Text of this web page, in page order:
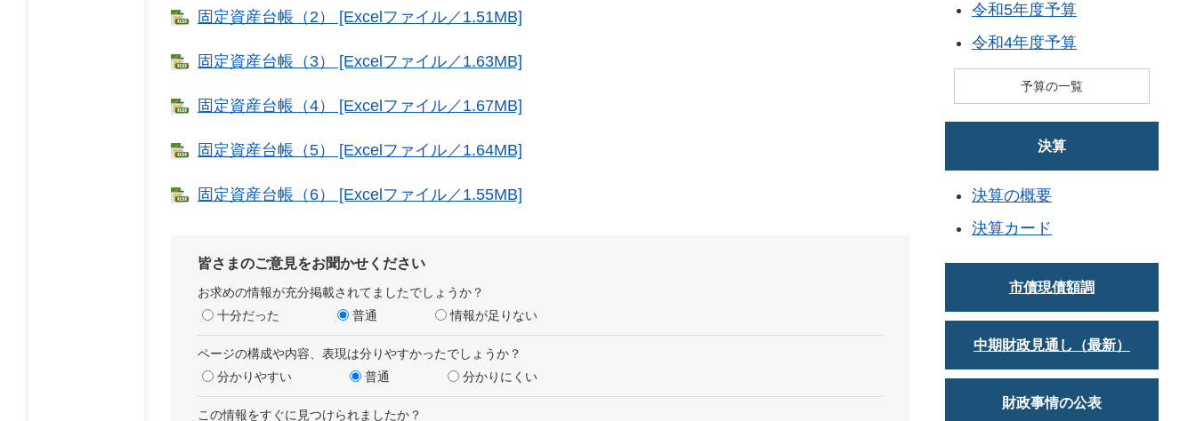
固定資産台帳（2） [Excelファイル／1.51MB]
固定資産台帳（3） [Excelファイル／1.63MB]
固定資産台帳（4） [Excelファイル／1.67MB]
固定資産台帳（5） [Excelファイル／1.64MB]
固定資産台帳（6） [Excelファイル／1.55MB]
皆さまのご意見をお聞かせください
お求めの情報が充分掲載されてましたでしょうか？
十分だった
普通 情報が足りない
ページの構成や内容、表現は分りやすかったでしょうか？
分かりやすい
普通 分かりにくい
この情報をすぐに見つけられましたか？
令和5年度予算
令和4年度予算
予算の一覧
決算
決算の概要
決算カード
市債現債額調
中期財政見通し（最新）
財政事情の公表